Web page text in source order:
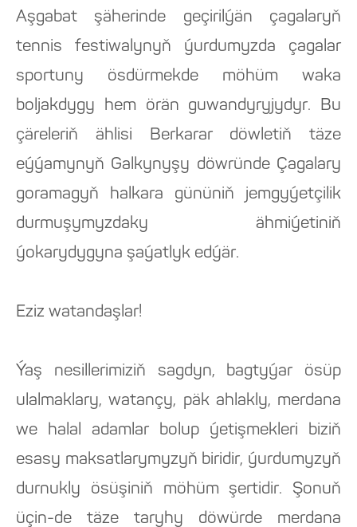
Aşgabat şäherinde geçirilýän çagalaryň
tennis festiwalynyň ýurdumyzda çagalar
sportuny ösdürmekde möhüm waka
boljakdygy hem örän guwandyryjydyr. Bu
çäreleriň ählisi Berkarar döwletiň täze
eýýamynyň Galkynyşy döwründe Çagalary
goramagyň halkara gününiň jemgyýetçilik
durmuşymyzdaky ähmiýetiniň
ýokarydygyna şaýatlyk edýär.
Eziz watandaşlar!
Ýaş nesillerimiziň sagdyn, bagtyýar ösüp
ulalmaklary, watançy, päk ahlakly, merdana
we halal adamlar bolup ýetişmekleri biziň
esasy maksatlarymyzyň biridir, ýurdumyzyň
durnukly ösüşiniň möhüm şertidir. Şonuň
üçin-de täze taryhy döwürde merdana